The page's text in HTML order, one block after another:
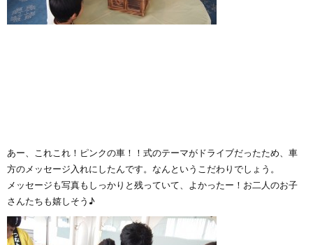
あー、これこれ！ピンクの車！！式のテーマがドライブだったため、車
方のメッセージ入れにしたんです。なんというこだわりでしょう。
メッセージも写真もしっかりと残っていて、よかったー！お二人のお子
さんたちも嬉しそう♪